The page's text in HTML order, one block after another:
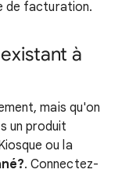
de facturation.
à
mais qu'on
un produit
ou la
. Connectez-